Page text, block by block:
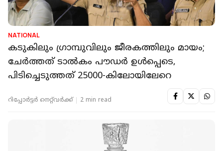
NATIONAL
കടുകിലും ഗ്രാമ്പുവിലും ജീരകത്തിലും മായം;
ചേർത്തത് ടാൽകം പൗഡർ ഉൾപ്പെടെ,
പിടിച്ചെടുത്തത് 25000-കിലോയിലേറെ
റിപ്പോർട്ടർ നെറ്റ്‌വര്‍ക്ക്‌ 2 min read